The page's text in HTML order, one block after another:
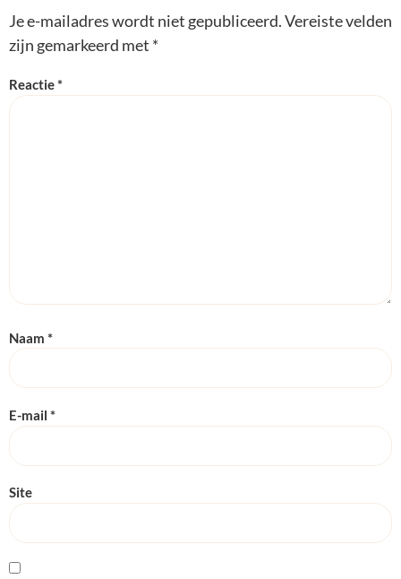
Je e-mailadres wordt niet gepubliceerd.Vereiste velden
zijn gemarkeerd met *
Reactie*
Naam *
E-mail *
Site